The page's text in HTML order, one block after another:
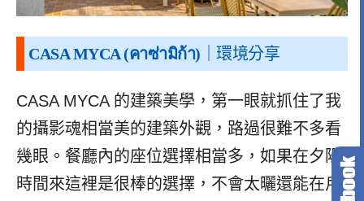
CASA MYCA (คาซ่ามิก้า) ｜環境分享
CASA MYCA 的建築美學，第一眼就抓住了我
的攝影魂相當美的建築外觀，路過很難不多看
幾眼。餐廳內的座位選擇相當多，如果在夕陽
時間來這裡是很棒的選擇，不會太曬還能在戶